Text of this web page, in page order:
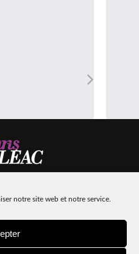
notre site web et notre service.
:Hors-lignes
légales